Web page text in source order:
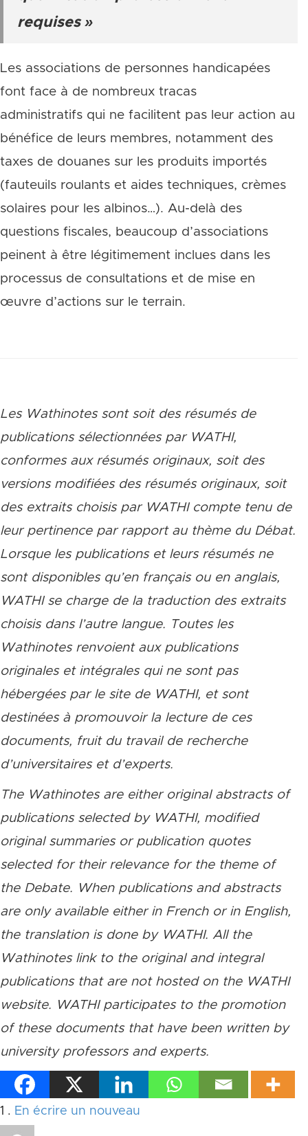
requises »
Les associations de personnes handicapées
font face à de nombreux tracas
administratifs qui ne facilitent pas leur action au
bénéfice de leurs membres, notamment des
taxes de douanes sur les produits importés
(fauteuils roulants et aides techniques, crèmes
solaires pour les albinos…). Au-delà des
questions fiscales, beaucoup d’associations
peinent à être légitimement inclues dans les
processus de consultations et de mise en
œuvre d’actions sur le terrain.
Les Wathinotes sont soit des résumés de
publications sélectionnées par WATHI,
conformes aux résumés originaux, soit des
versions modifiées des résumés originaux, soit
des extraits choisis par WATHI compte tenu de
leur pertinence par rapport au thème du Débat.
Lorsque les publications et leurs résumés ne
sont disponibles qu’en français ou en anglais,
WATHI se charge de la traduction des extraits
choisis dans l’autre langue. Toutes les
Wathinotes renvoient aux publications
originales et intégrales qui ne sont pas
hébergées par le site de WATHI, et sont
destinées à promouvoir la lecture de ces
documents, fruit du travail de recherche
d’universitaires et d’experts.
The Wathinotes are either original abstracts of
publications selected by WATHI, modified
original summaries or publication quotes
selected for their relevance for the theme of
the Debate. When publications and abstracts
are only available either in French or in English,
the translation is done by WATHI. All the
Wathinotes link to the original and integral
publications that are not hosted on the WATHI
website. WATHI participates to the promotion
of these documents that have been written by
university professors and experts.
1 Commentaire
. En écrire un nouveau